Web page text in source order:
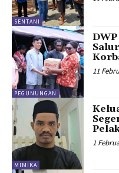
SENTANI
PEGUNUNGAN
11
MIMIKA
1